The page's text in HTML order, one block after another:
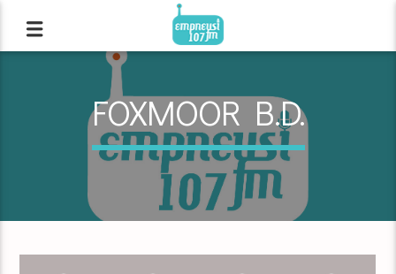
FOXMOOR B.D.